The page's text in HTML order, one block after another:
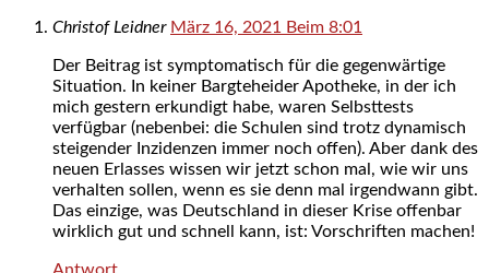
Christof Leidner März 16, 2021 Beim 8:01
Der Beitrag ist symptomatisch für die gegenwärtige
Situation. In keiner Bargteheider Apotheke, in der ich
mich gestern erkundigt habe, waren Selbsttests
verfügbar (nebenbei: die Schulen sind trotz dynamisch
steigender Inzidenzen immer noch offen). Aber dank des
neuen Erlasses wissen wir jetzt schon mal, wie wir uns
verhalten sollen, wenn es sie denn mal irgendwann gibt.
Das einzige, was Deutschland in dieser Krise offenbar
wirklich gut und schnell kann, ist: Vorschriften machen!